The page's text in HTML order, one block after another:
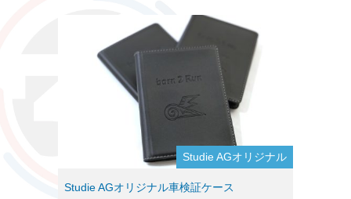
Studie AGオリジナル
Studie AGオリジナル車検証ケース